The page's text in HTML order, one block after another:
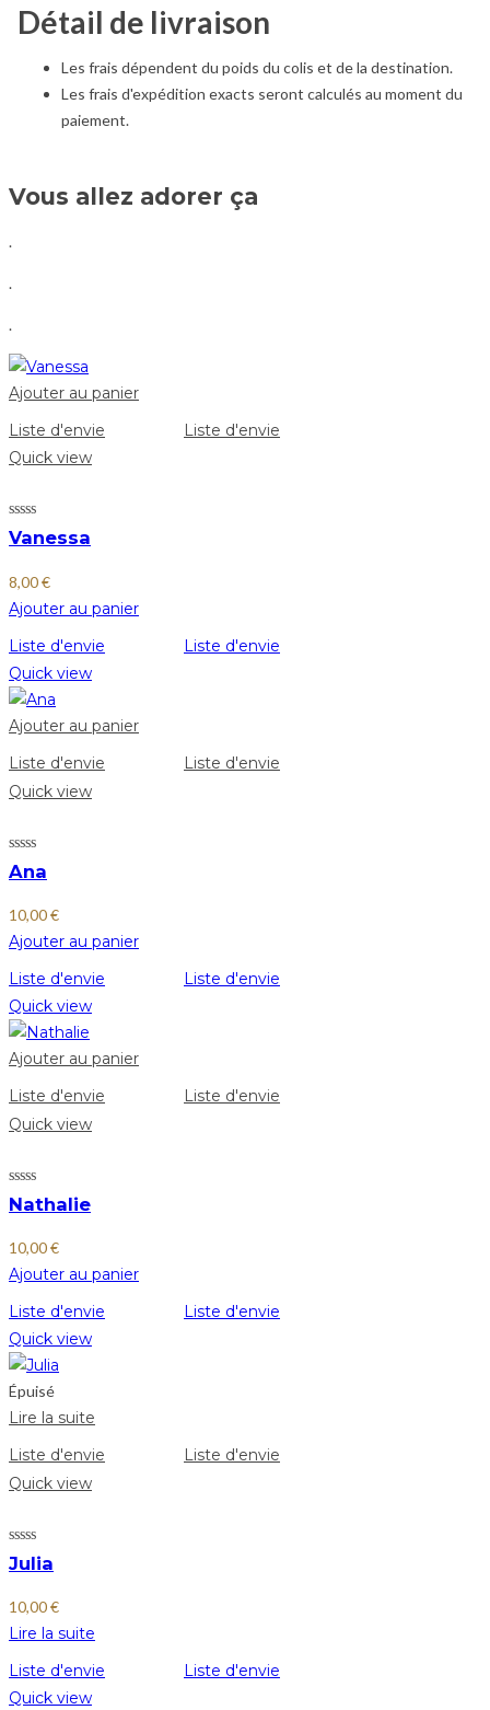
Détail de livraison
Les frais dépendent du poids du colis et de la destination.
Les frais d'expédition exacts seront calculés au moment du
paiement.
Vous allez adorer ça
.
.
.
Ajouter au panier
Liste d'envie
Liste d'envie
Quick view
Vanessa
8,00€
Ajouter au panier
Liste d'envie
Liste d'envie
Quick view
Ajouter au panier
Liste d'envie
Liste d'envie
Quick view
Ana
10,00€
Ajouter au panier
Liste d'envie
Liste d'envie
Quick view
Ajouter au panier
Liste d'envie
Liste d'envie
Quick view
Nathalie
10,00€
Ajouter au panier
Liste d'envie
Liste d'envie
Quick view
Épuisé
Lire la suite
Liste d'envie
Liste d'envie
Quick view
Julia
10,00€
Lire la suite
Liste d'envie
Liste d'envie
Quick view